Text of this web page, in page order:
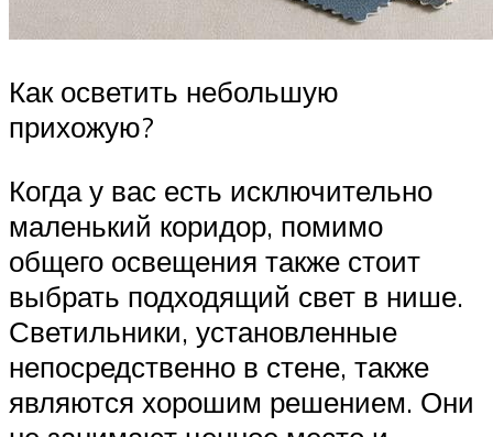
Как осветить небольшую
прихожую?
Когда у вас есть исключительно
маленький коридор, помимо
общего освещения также стоит
выбрать подходящий свет в нише.
Светильники, установленные
непосредственно в стене, также
являются хорошим решением. Они